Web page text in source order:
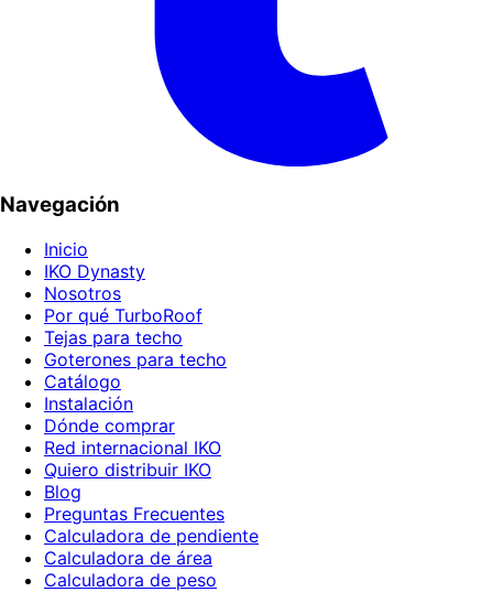
Navegación
Inicio
IKO Dynasty
Nosotros
Por qué TurboRoof
Tejas para techo
Goterones para techo
Catálogo
Instalación
Dónde comprar
Red internacional IKO
Quiero distribuir IKO
Blog
Preguntas Frecuentes
Calculadora de pendiente
Calculadora de área
Calculadora de peso